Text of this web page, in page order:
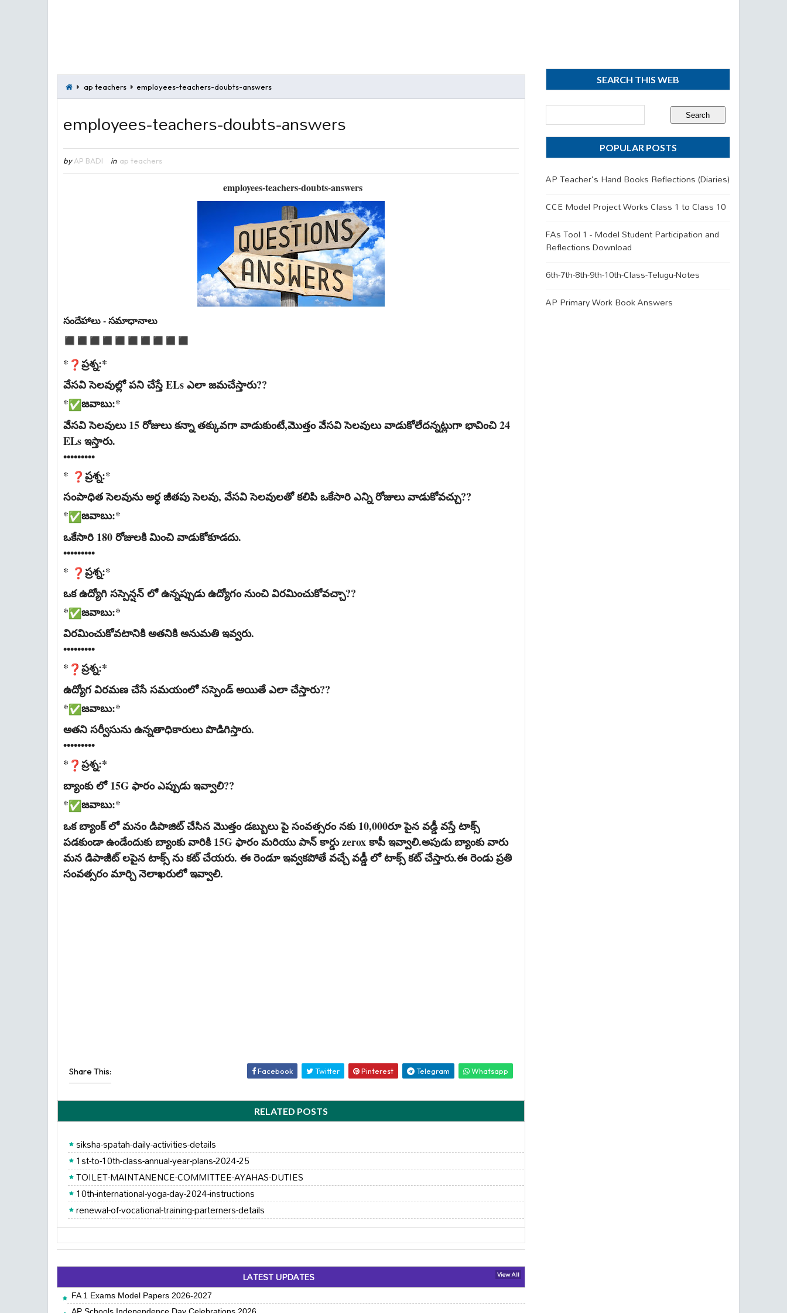
ap teachers employees-teachers-doubts-answers
employees-teachers-doubts-answers
by AP BADI in ap teachers
employees-teachers-doubts-answers
సందేహాలు - సమాధానాలు
*
ప్రశ్న:*
వేసవి సెలవుల్లో పని చేస్తే ELs ఎలా జమచేస్తారు??
*
జవాబు:*
వేసవి సెలవులు 15 రోజులు కన్నా తక్కువగా వాడుకుంటే,మొత్తం వేసవి సెలవులు వాడుకోలేదన్నట్లుగా భావించి 24
ELs ఇస్తారు.
•••••••••
*
ప్రశ్న:*
సంపాధిత సెలవును అర్ధ జీతపు సెలవు, వేసవి సెలవులతో కలిపి ఒకేసారి ఎన్ని రోజులు వాడుకోవచ్చు??
*
జవాబు:*
ఒకేసారి 180 రోజులకి మించి వాడుకోకూడదు.
•••••••••
*
ప్రశ్న:*
ఒక ఉద్యోగి సస్పెన్షన్ లో ఉన్నప్పుడు ఉద్యోగం నుంచి విరమించుకోవచ్చా??
*
జవాబు:*
విరమించుకోవటానికి అతనికి అనుమతి ఇవ్వరు.
•••••••••
*
ప్రశ్న:*
ఉద్యోగ విరమణ చేసే సమయంలో సస్పెండ్ అయితే ఎలా చేస్తారు??
*
జవాబు:*
అతని సర్వీసును ఉన్నతాధికారులు పొడిగిస్తారు.
•••••••••
*
ప్రశ్న:*
బ్యాంకు లో 15G ఫారం ఎప్పుడు ఇవ్వాలి??
*
జవాబు:*
ఒక బ్యాంక్ లో మనం డిపాజిట్ చేసిన మొత్తం డబ్బులు పై సంవత్సరం నకు 10,000రూ పైన వడ్డీ వస్తే టాక్స్
పడకుండా ఉండేందుకు బ్యాంకు వారికి 15G ఫారం మరియు పాన్ కార్డు zerox కాపీ ఇవ్వాలి.అపుడు బ్యాంకు వారు
మన డిపాజిిట్ లపైన టాక్స్ ను కట్ చేయరు. ఈ రెండూ ఇవ్వకపోతే వచ్చే వడ్డీ లో టాక్స్ కట్ చేస్తారు.ఈ రెండు ప్రతి
సంవత్సరం మార్చి నెలాఖరులో ఇవ్వాలి.
Share This: Facebook Twitter Pinterest Telegram Whatsapp
RELATED POSTS
siksha-spatah-daily-activities-details
1st-to-10th-class-annual-year-plans-2024-25
TOILET-MAINTANENCE-COMMITTEE-AYAHAS-DUTIES
10th-international-yoga-day-2024-instructions
renewal-of-vocational-training-parterners-details
LATEST UPDATES View All
FA 1 Exams Model Papers 2026-2027
AP Schools Independence Day Celebrations 2026
SEARCH THIS WEB
POPULAR POSTS
AP Teacher's Hand Books Reflections (Diaries)
CCE Model Project Works Class 1 to Class 10
FAs Tool 1 - Model Student Participation and
Reflections Download
6th-7th-8th-9th-10th-Class-Telugu-Notes
AP Primary Work Book Answers